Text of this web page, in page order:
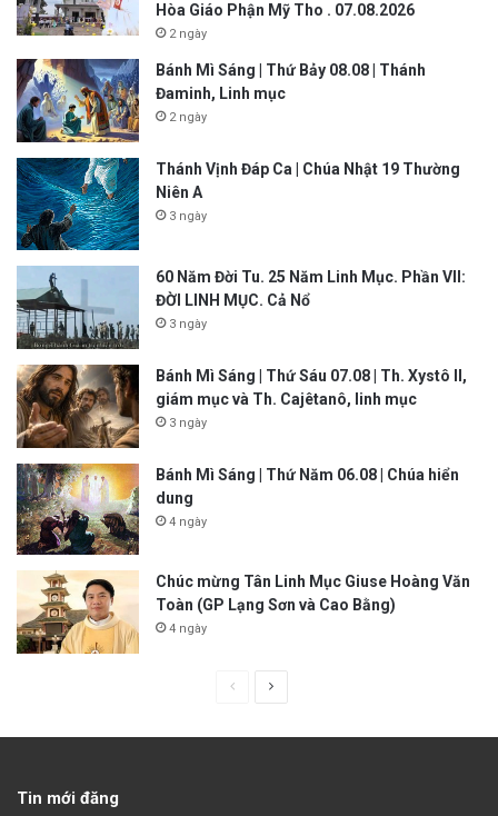
Hòa Giáo Phận Mỹ Tho . 07.08.2026
2 ngày
Bánh Mì Sáng | Thứ Bảy 08.08 | Thánh
Đaminh, Linh mục
2 ngày
Thánh Vịnh Đáp Ca | Chúa Nhật 19 Thường
Niên A
3 ngày
60 Năm Đời Tu. 25 Năm Linh Mục. Phần VII:
ĐỜI LINH MỤC. Cả Nổ
3 ngày
Bánh Mì Sáng | Thứ Sáu 07.08 | Th. Xystô II,
giám mục và Th. Cajêtanô, linh mục
3 ngày
Bánh Mì Sáng | Thứ Năm 06.08 | Chúa hiển
dung
4 ngày
Chúc mừng Tân Linh Mục Giuse Hoàng Văn
Toàn (GP Lạng Sơn và Cao Bằng)
4 ngày
Tin mới đăng